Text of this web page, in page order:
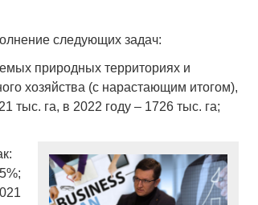
следующих задач:
природных территориях и
хозяйства (с нарастающим итогом),
тыс. га, в 2022 году – 1726 тыс. га;
Война Миров